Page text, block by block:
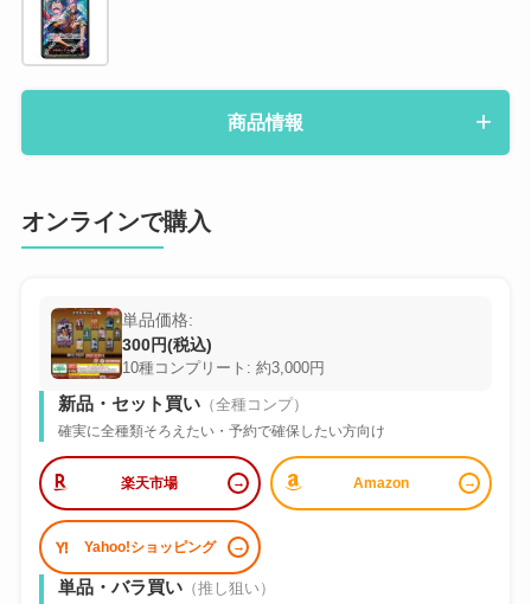
商品情報
オンラインで購入
単品価格:
300円(税込)
10種コンプリート: 約3,000円
新品・セット買い（全種コンプ）
確実に全種類そろえたい・予約で確保したい方向け
楽天市場 Amazon
Yahoo!ショッピング
単品・バラ買い（推し狙い）